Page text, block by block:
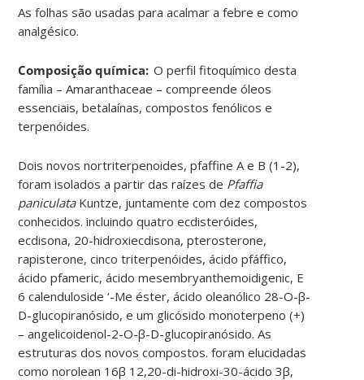
As folhas são usadas para acalmar a febre e como
analgésico.
Composição química: O perfil fitoquímico desta
família – Amaranthaceae – compreende óleos
essenciais, betalaínas, compostos fenólicos e
terpenóides.
Dois novos nortriterpenoides, pfaffine A e B (1-2),
foram isolados a partir das raízes de Pfaffia
paniculataKuntze, juntamente com dez compostos
conhecidos. incluindo quatro ecdisteróides,
ecdisona, 20-hidroxiecdisona, pterosterone,
rapisterone, cinco triterpenóides, ácido pfáffico,
ácido pfameric, ácido mesembryanthemoidigenic, E
6 calenduloside ‘-Me éster, ácido oleanólico 28-O-β-
D-glucopiranósido, e um glicósido monoterpeno (+)
– angelicoidenol-2-O-β-D-glucopiranósido. As
estruturas dos novos compostos. foram elucidadas
como norolean 16β 12,20-di-hidroxi-30-ácido 3β,